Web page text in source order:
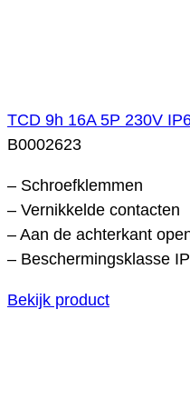
TCD 9h 16A 5P 230V
B0002623
– Schroefklemmen
– Vernikkelde contacten
– Aan de achterkant
– Beschermingsklasse
Bekijk product